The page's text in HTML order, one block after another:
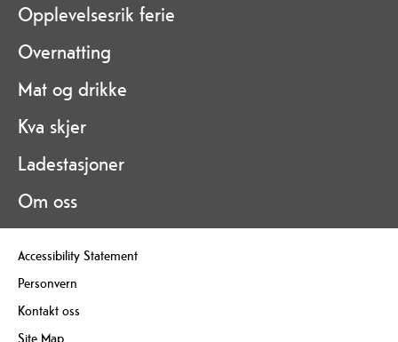
Opplevelsesrik ferie
Overnatting
Mat og drikke
Kva skjer
Ladestasjoner
Om oss
Accessibility Statement
Personvern
Kontakt oss
Site Map